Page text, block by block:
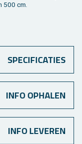
500 cm.
SPECIFICATIES
INFO OPHALEN
INFO LEVEREN